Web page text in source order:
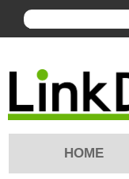
HOME